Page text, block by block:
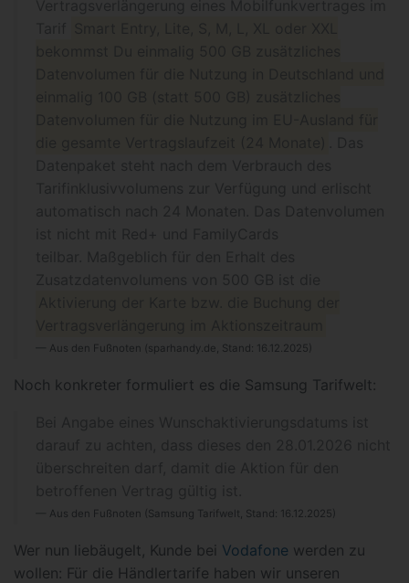
Aus den Fußnoten (sparhandy.de, Stand: 16.12.2025)
Noch konkreter formuliert es die Samsung Tarifwelt:
Aus den Fußnoten (Samsung Tarifwelt, Stand: 16.12.2025)
Wer nun liebäugelt, Kunde bei Vodafone werden zu
wollen: Für die Händlertarife haben wir unseren